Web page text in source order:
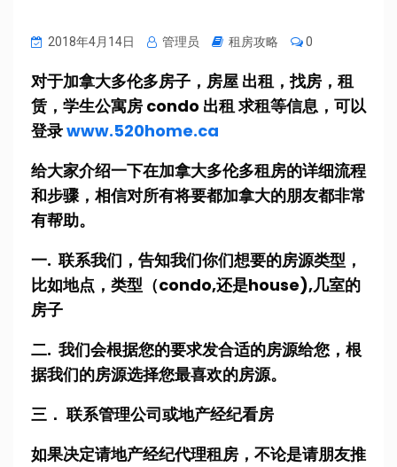
2018年4月14日 管理员 租房攻略 0
对于加拿大多伦多房子，房屋 出租，找房，租
赁，学生公寓房 condo 出租 求租等信息，可以
登录www.520home.ca
给大家介绍一下在加拿大多伦多租房的详细流程
和步骤，相信对所有将要都加拿大的朋友都非常
有帮助。
一. 联系我们，告知我们你们想要的房源类型，
比如地点，类型（condo,还是house),几室的
房子
二. 我们会根据您的要求发合适的房源给您，根
据我们的房源选择您最喜欢的房源。
三． 联系管理公司或地产经纪看房
如果决定请地产经纪代理租房，不论是请朋友推